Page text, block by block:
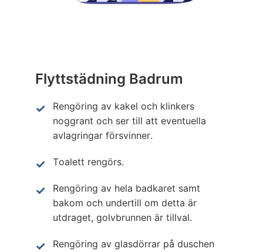
Flyttstädning Badrum
Rengöring av kakel och klinkers
noggrant och ser till att eventuella
avlagringar försvinner.
Toalett rengörs.
Rengöring av hela badkaret samt
bakom och undertill om detta är
utdraget, golvbrunnen är tillval.
Rengöring av glasdörrar på duschen